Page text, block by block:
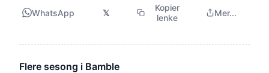
WhatsApp 𝕏
Kopier
lenke
Mer...
Flere sesong i Bamble